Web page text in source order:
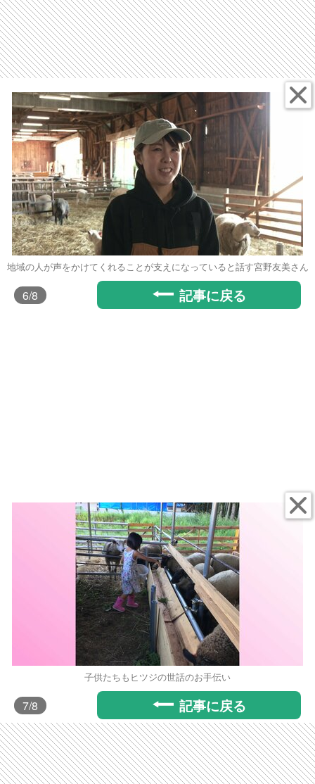
地域の人が声をかけてくれることが支えになっていると話す宮野友美さん
6/8 記事に戻る
子供たちもヒツジの世話のお手伝い
7/8 記事に戻る